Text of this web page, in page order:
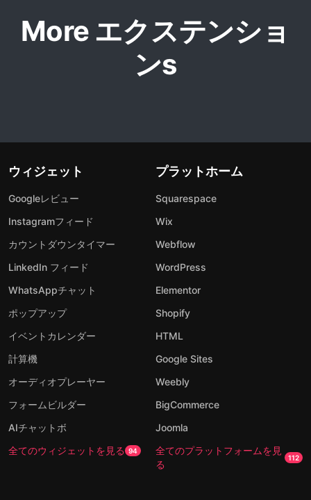
More エクステンショ
ンs
ウィジェット
Googleレビュー
Instagramフィード
カウントダウンタイマー
LinkedIn フィード
WhatsAppチャット
ポップアップ
イベントカレンダー
計算機
オーディオプレーヤー
フォームビルダー
AIチャットボ
全てのウィジェットを見る 94
プラットホーム
Squarespace
Wix
Webflow
WordPress
Elementor
Shopify
HTML
Google Sites
Weebly
BigCommerce
Joomla
全てのプラットフォームを見
る
112